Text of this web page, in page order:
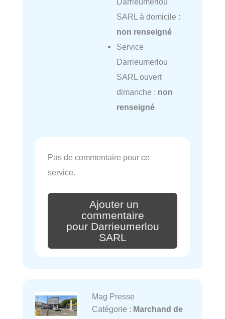
SARL à domicile :
non renseigné
Service
Darrieumerlou
SARL ouvert
dimanche : non
renseigné
Pas de commentaire pour ce
service.
Ajouter un
commentaire
pour Darrieumerlou
SARL
Mag Presse
Catégorie : Marchand de